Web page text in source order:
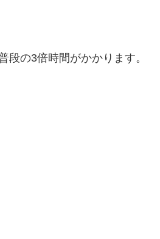
段の3倍時間がかかります。